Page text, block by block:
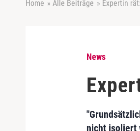
Home » Alle Beiträge » Expertin
News
nicht isoliert